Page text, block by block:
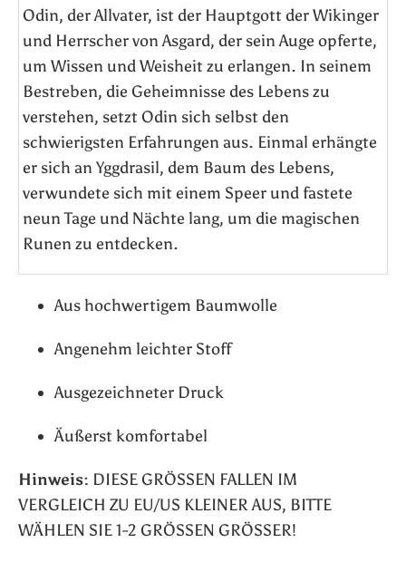
Odin, der Allvater, ist der Hauptgott der Wikinger
und Herrscher von Asgard, der sein Auge opferte,
um Wissen und Weisheit zu erlangen. In seinem
Bestreben, die Geheimnisse des Lebens zu
verstehen, setzt Odin sich selbst den
schwierigsten Erfahrungen aus. Einmal erhängte
er sich an Yggdrasil, dem Baum des Lebens,
verwundete sich mit einem Speer und fastete
neun Tage und Nächte lang, um die magischen
Runen zu entdecken.
Aus hochwertigem Baumwolle
Angenehm leichter Stoff
Ausgezeichneter Druck
Äußerst komfortabel
Hinweis: DIESE GRÖSSEN FALLEN IM
VERGLEICH ZU EU/US KLEINER AUS, BITTE
WÄHLEN SIE 1-2 GRÖSSEN GRÖSSER!